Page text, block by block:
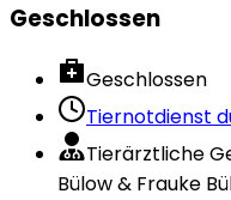
Geschlossen
Geschlossen
Tiernotdienst
Tierärztliche
Bülow & Frauke